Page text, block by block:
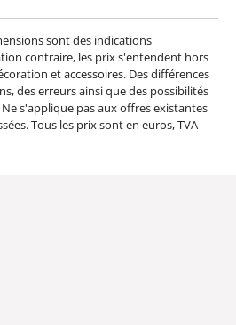
sont des indications
contraire, les prix s'entendent hors
et accessoires. Des différences
des erreurs ainsi que des possibilités
s'applique pas aux offres existantes
Tous les prix sont en euros, TVA